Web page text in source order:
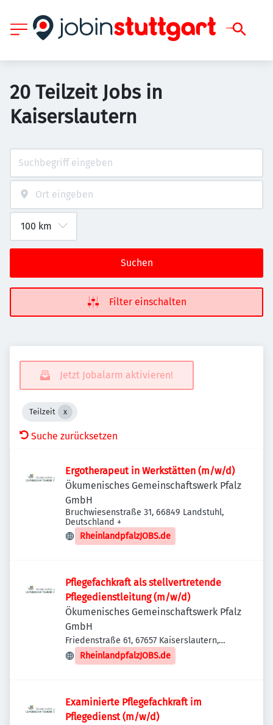
20 Teilzeit Jobs in
Kaiserslautern
Suchen
Filter einschalten
Jetzt Jobalarm aktivieren!
Teilzeit
Suche zurücksetzen
Ergotherapeut in Werkstätten (m/w/d)
Ökumenisches Gemeinschaftswerk Pfalz
GmbH
Bruchwiesenstraße 31, 66849 Landstuhl,
Deutschland +
RheinlandpfalzJOBS.de
Pflegefachkraft als stellvertretende
Pflegedienstleitung (m/w/d)
Ökumenisches Gemeinschaftswerk Pfalz
GmbH
Friedenstraße 61, 67657 Kaiserslautern,
Deutschland
RheinlandpfalzJOBS.de
Examinierte Pflegefachkraft im
Pflegedienst (m/w/d)